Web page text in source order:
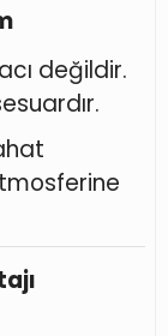
değildir.